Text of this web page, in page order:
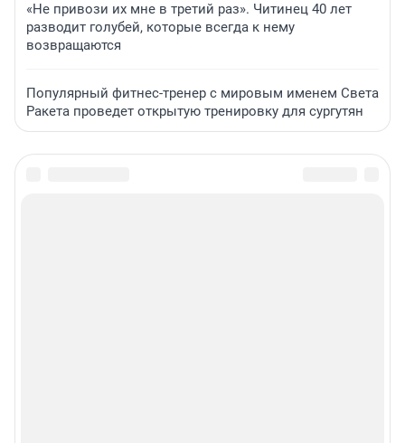
«Не привози их мне в третий раз». Читинец 40 лет
разводит голубей, которые всегда к нему
возвращаются
Популярный фитнес-тренер с мировым именем Света
Ракета проведет открытую тренировку для сургутян